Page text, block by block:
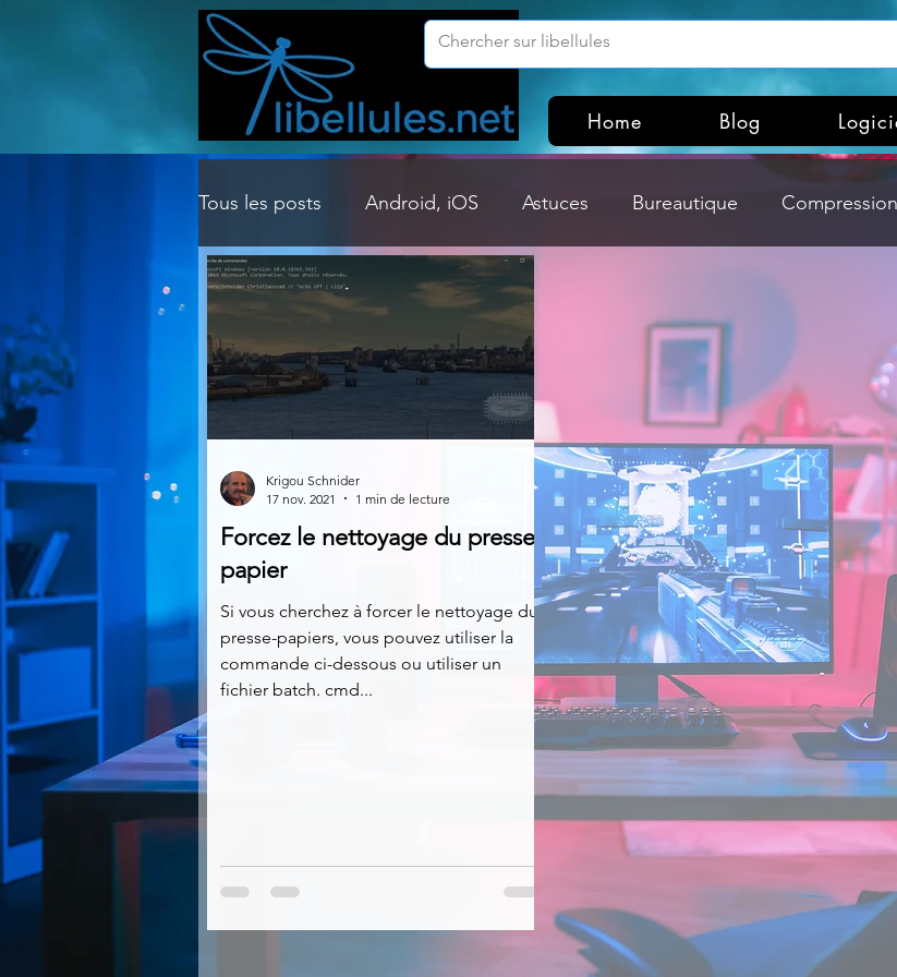
Home Blog
Tous les posts Android, iOS Astuces Bureautique
Customisation Windows Divers
Gestion Système Graphisme Internet
Linux Loisir et divertissement Mises à
Multimedia Navigateurs News Nirsoft Occupation disque
Photographie Réseaux Réseaux sociaux Sécurité Services
Logiciels les plus recherchés
Forcez le nettoyage du presse-
papier
Si vous cherchez à forcer le nettoyage du
presse-papiers, vous pouvez utiliser la
commande ci-dessous ou utiliser un
fichier batch. cmd...
Krigou Schnider
17 nov. 2021
1 min de lecture